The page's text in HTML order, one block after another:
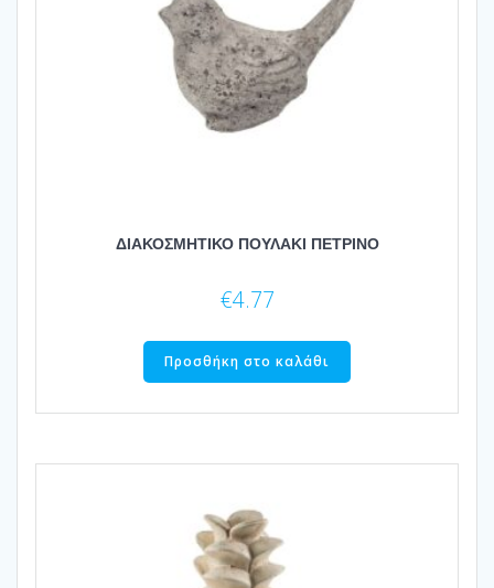
ΔΙΑΚΟΣΜΗΤΙΚΟ ΠΟΥΛΑΚΙ ΠΕΤΡΙΝΟ
€4.77
Προσθήκη στο καλάθι